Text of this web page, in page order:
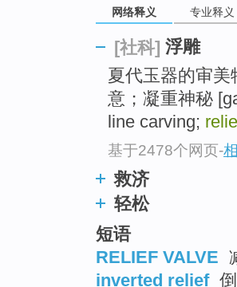
网络释义 专业释义
[社科] 浮雕
夏代玉器的审
意；凝重神秘
line carving;
基于2478个网页-
救济
轻松
短语
RELIEF VALVE
inverted relief